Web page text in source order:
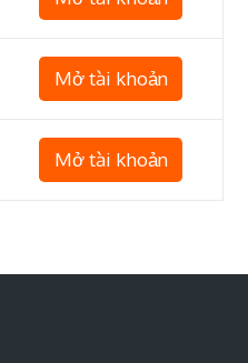
Mở tài khoản
Mở tài khoản